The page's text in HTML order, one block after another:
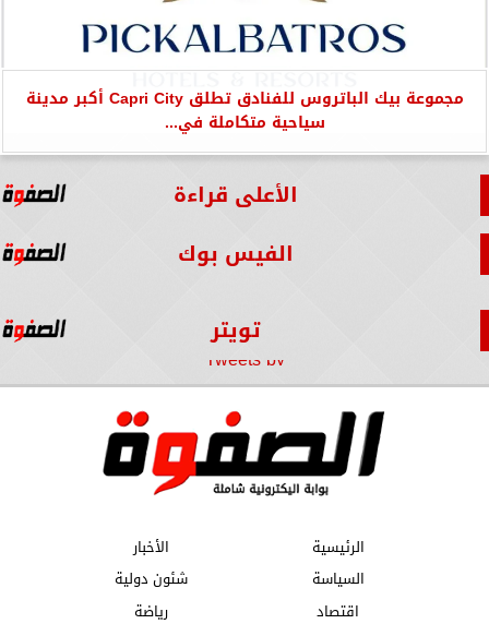
مجموعة بيك الباتروس للفنادق تطلق Capri City أكبر مدينة
سياحية متكاملة في...
الأعلى قراءة
الفيس بوك
تويتر
Tweets by
الرئيسية
الأخبار
السياسة
شئون دولية
اقتصاد
رياضة